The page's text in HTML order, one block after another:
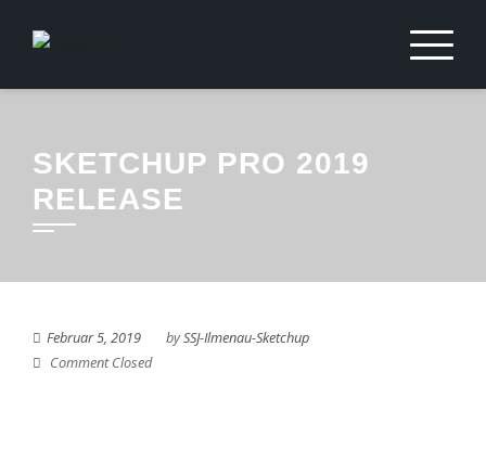
SKETCHUP PRO 2019
RELEASE
Februar 5, 2019 bySSJ-Ilmenau-Sketchup
Comment Closed